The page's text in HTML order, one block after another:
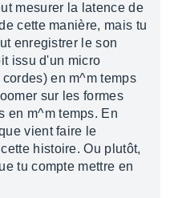
mesurer la latence de
cette manière, mais tu
enregistrer le son
issu d'un micro
en m^m temps
sur les formes
en m^m temps. En
vient faire le
histoire. Ou plutôt,
tu compte mettre en